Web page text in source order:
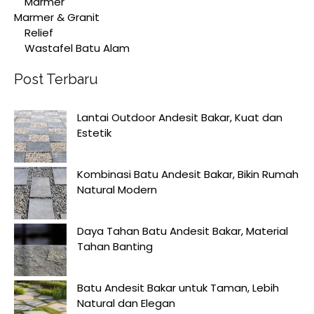
Marmer & Granit
Relief
Wastafel Batu Alam
Post Terbaru
Lantai Outdoor Andesit Bakar, Kuat dan
Estetik
Kombinasi Batu Andesit Bakar, Bikin Rumah
Natural Modern
Daya Tahan Batu Andesit Bakar, Material
Tahan Banting
Batu Andesit Bakar untuk Taman, Lebih
Natural dan Elegan